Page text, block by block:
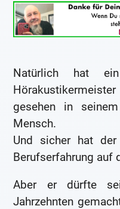
Natürlich hat
gesehen in
Mensch.
Und sicher hat
Berufserfahrung auf
Aber er dürfte
Jahrzehnten